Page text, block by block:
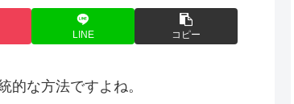
LINE コピー
的な方法ですよね。